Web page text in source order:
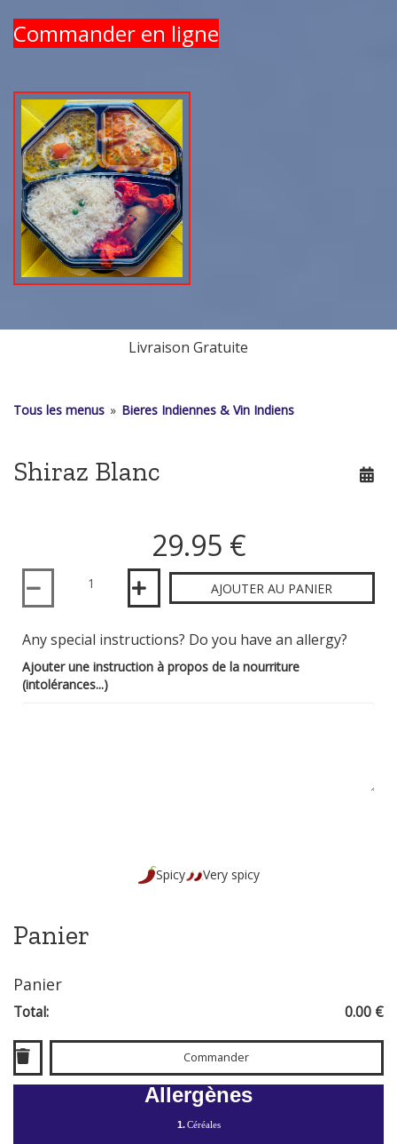
Commander en ligne
Livraison Gratuite
Tous les menus » Bieres Indiennes & Vin Indiens
Shiraz Blanc
29.95 €
Quantité
AJOUTER AU PANIER
Any special instructions? Do you have an allergy?
Ajouter une instruction à propos de la nourriture
(intolérances...)
Spicy Very spicy
Panier
Panier
Total: 0.00 €
Commander
Allergènes
1.Céréales